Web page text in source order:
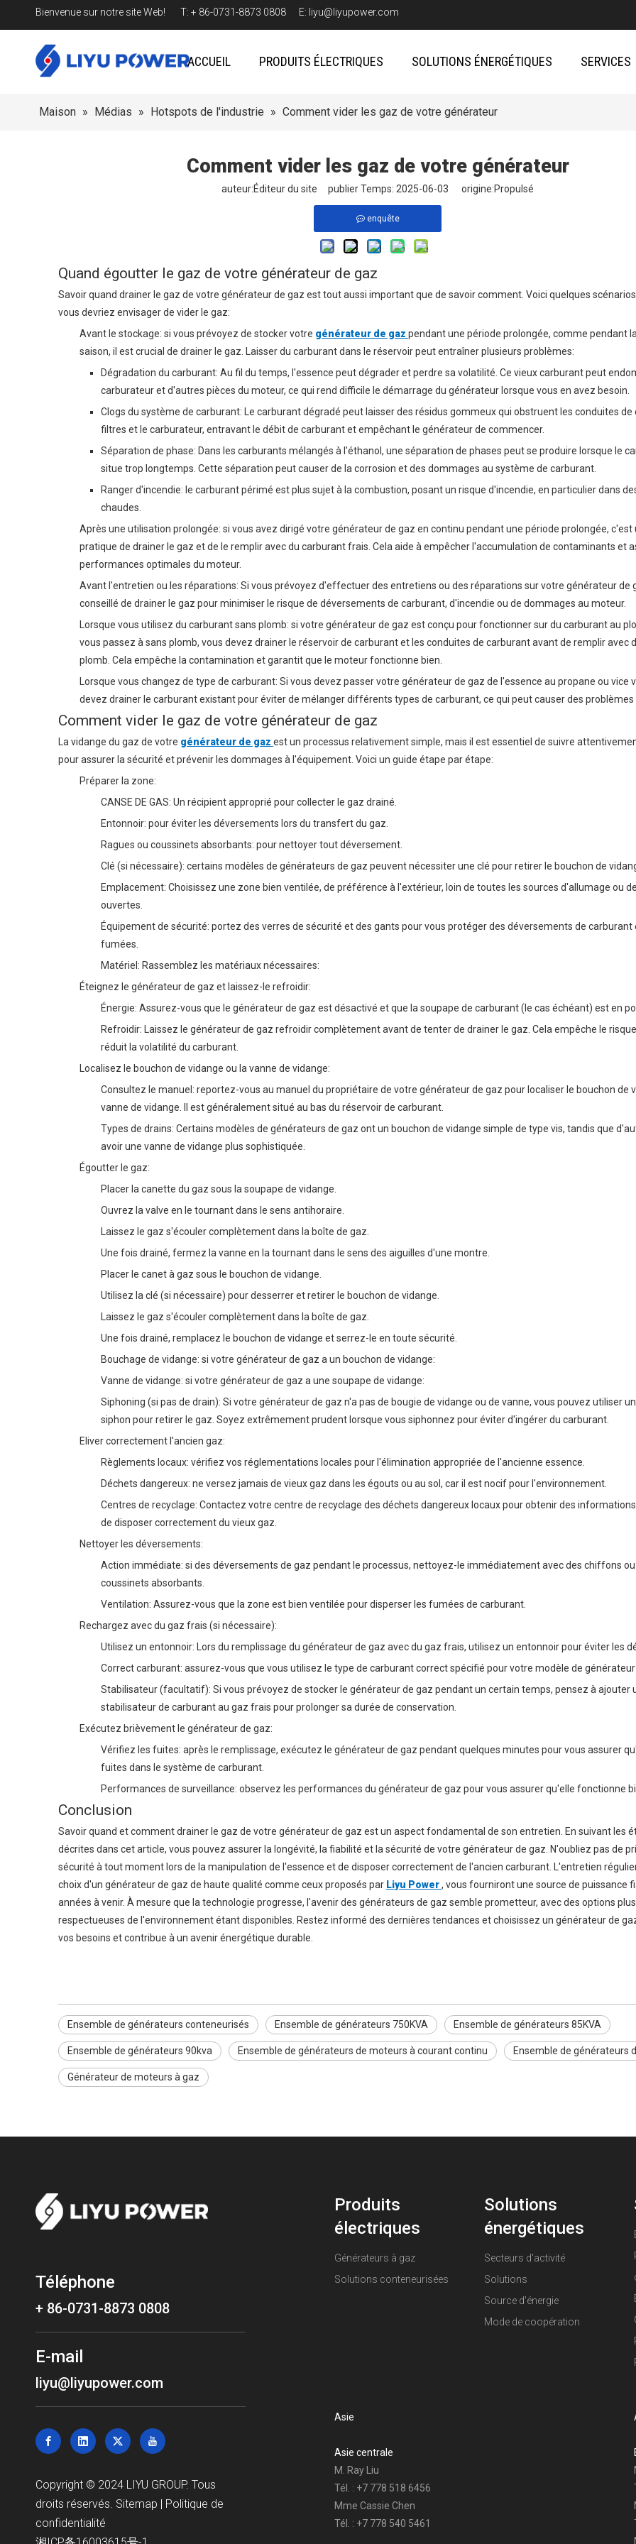
Bienvenue sur notre site Web! T: + 86-0731-8873 0808 E: liyu@liyupower.com
ACCUEIL PRODUITS ÉLECTRIQUES SOLUTIONS ÉNERGÉTIQUES SERVICES
Maison » Médias » Hotspots de l'industrie » Comment vider les gaz de votre générateur
Comment vider les gaz de votre générateur
auteur:Éditeur du site publier Temps: 2025-06-03 origine:Propulsé
enquête
Quand égoutter le gaz de votre générateur de gaz
Savoir quand drainer le gaz de votre générateur de gaz est tout aussi important que de savoir comment. Voici quelques
vous devriez envisager de vider le gaz:
Avant le stockage: si vous prévoyez de stocker votre générateur de gaz pendant une période prolongée, comme pendant
saison, il est crucial de drainer le gaz. Laisser du carburant dans le réservoir peut entraîner plusieurs problèmes:
Dégradation du carburant: Au fil du temps, l'essence peut dégrader et perdre sa volatilité. Ce vieux carburant peut
carburateur et d'autres pièces du moteur, ce qui rend difficile le démarrage du générateur lorsque vous en avez besoin.
Clogs du système de carburant: Le carburant dégradé peut laisser des résidus gommeux qui obstruent les conduites de
filtres et le carburateur, entravant le débit de carburant et empêchant le générateur de commencer.
Séparation de phase: Dans les carburants mélangés à l'éthanol, une séparation de phases peut se produire lorsque le
situe trop longtemps. Cette séparation peut causer de la corrosion et des dommages au système de carburant.
Ranger d'incendie: le carburant périmé est plus sujet à la combustion, posant un risque d'incendie, en particulier dans
chaudes.
Après une utilisation prolongée: si vous avez dirigé votre générateur de gaz en continu pendant une période prolongée, c'est
pratique de drainer le gaz et de le remplir avec du carburant frais. Cela aide à empêcher l'accumulation de contaminants et
performances optimales du moteur.
Avant l'entretien ou les réparations: Si vous prévoyez d'effectuer des entretiens ou des réparations sur votre générateur de
conseillé de drainer le gaz pour minimiser le risque de déversements de carburant, d'incendie ou de dommages au moteur.
Lorsque vous utilisez du carburant sans plomb: si votre générateur de gaz est conçu pour fonctionner sur du carburant au
vous passez à sans plomb, vous devez drainer le réservoir de carburant et les conduites de carburant avant de remplir avec
plomb. Cela empêche la contamination et garantit que le moteur fonctionne bien.
Lorsque vous changez de type de carburant: Si vous devez passer votre générateur de gaz de l'essence au propane ou vice
devez drainer le carburant existant pour éviter de mélanger différents types de carburant, ce qui peut causer des problèmes
Comment vider le gaz de votre générateur de gaz
La vidange du gaz de votre générateur de gaz est un processus relativement simple, mais il est essentiel de suivre
pour assurer la sécurité et prévenir les dommages à l'équipement. Voici un guide étape par étape:
Préparer la zone:
CANSE DE GAS: Un récipient approprié pour collecter le gaz drainé.
Entonnoir: pour éviter les déversements lors du transfert du gaz.
Ragues ou coussinets absorbants: pour nettoyer tout déversement.
Clé (si nécessaire): certains modèles de générateurs de gaz peuvent nécessiter une clé pour retirer le bouchon de
Emplacement: Choisissez une zone bien ventilée, de préférence à l'extérieur, loin de toutes les sources d'allumage ou
ouvertes.
Équipement de sécurité: portez des verres de sécurité et des gants pour vous protéger des déversements de carburant
fumées.
Matériel: Rassemblez les matériaux nécessaires:
Éteignez le générateur de gaz et laissez-le refroidir:
Énergie: Assurez-vous que le générateur de gaz est désactivé et que la soupape de carburant (le cas échéant) est en
Refroidir: Laissez le générateur de gaz refroidir complètement avant de tenter de drainer le gaz. Cela empêche le
réduit la volatilité du carburant.
Localisez le bouchon de vidange ou la vanne de vidange:
Consultez le manuel: reportez-vous au manuel du propriétaire de votre générateur de gaz pour localiser le bouchon de
vanne de vidange. Il est généralement situé au bas du réservoir de carburant.
Types de drains: Certains modèles de générateurs de gaz ont un bouchon de vidange simple de type vis, tandis que
avoir une vanne de vidange plus sophistiquée.
Égoutter le gaz:
Placer la canette du gaz sous la soupape de vidange.
Ouvrez la valve en le tournant dans le sens antihoraire.
Laissez le gaz s'écouler complètement dans la boîte de gaz.
Une fois drainé, fermez la vanne en la tournant dans le sens des aiguilles d'une montre.
Placer le canet à gaz sous le bouchon de vidange.
Utilisez la clé (si nécessaire) pour desserrer et retirer le bouchon de vidange.
Laissez le gaz s'écouler complètement dans la boîte de gaz.
Une fois drainé, remplacez le bouchon de vidange et serrez-le en toute sécurité.
Bouchage de vidange: si votre générateur de gaz a un bouchon de vidange:
Vanne de vidange: si votre générateur de gaz a une soupape de vidange:
Siphoning (si pas de drain): Si votre générateur de gaz n'a pas de bougie de vidange ou de vanne, vous pouvez utiliser
siphon pour retirer le gaz. Soyez extrêmement prudent lorsque vous siphonnez pour éviter d'ingérer du carburant.
Eliver correctement l'ancien gaz:
Règlements locaux: vérifiez vos réglementations locales pour l'élimination appropriée de l'ancienne essence.
Déchets dangereux: ne versez jamais de vieux gaz dans les égouts ou au sol, car il est nocif pour l'environnement.
Centres de recyclage: Contactez votre centre de recyclage des déchets dangereux locaux pour obtenir des
de disposer correctement du vieux gaz.
Nettoyer les déversements:
Action immédiate: si des déversements de gaz pendant le processus, nettoyez-le immédiatement avec des chiffons ou
coussinets absorbants.
Ventilation: Assurez-vous que la zone est bien ventilée pour disperser les fumées de carburant.
Rechargez avec du gaz frais (si nécessaire):
Utilisez un entonnoir: Lors du remplissage du générateur de gaz avec du gaz frais, utilisez un entonnoir pour éviter les
Correct carburant: assurez-vous que vous utilisez le type de carburant correct spécifié pour votre modèle de générateur
Stabilisateur (facultatif): Si vous prévoyez de stocker le générateur de gaz pendant un certain temps, pensez à ajouter
stabilisateur de carburant au gaz frais pour prolonger sa durée de conservation.
Exécutez brièvement le générateur de gaz:
Vérifiez les fuites: après le remplissage, exécutez le générateur de gaz pendant quelques minutes pour vous assurer
fuites dans le système de carburant.
Performances de surveillance: observez les performances du générateur de gaz pour vous assurer qu'elle fonctionne
Conclusion
Savoir quand et comment drainer le gaz de votre générateur de gaz est un aspect fondamental de son entretien. En suivant les
décrites dans cet article, vous pouvez assurer la longévité, la fiabilité et la sécurité de votre générateur de gaz. N'oubliez pas de
sécurité à tout moment lors de la manipulation de l'essence et de disposer correctement de l'ancien carburant. L'entretien
choix d'un générateur de gaz de haute qualité comme ceux proposés par Liyu Power, vous fourniront une source de puissance
années à venir. À mesure que la technologie progresse, l'avenir des générateurs de gaz semble prometteur, avec des options
respectueuses de l'environnement étant disponibles. Restez informé des dernières tendances et choisissez un générateur de
vos besoins et contribue à un avenir énergétique durable.
Ensemble de générateurs conteneurisés Ensemble de générateurs 750KVA Ensemble de générateurs 85KVA
Ensemble de générateurs 90kva Ensemble de générateurs de moteurs à courant continu Ensemble de générateurs
Générateur de moteurs à gaz
Téléphone
+ 86-0731-8873 0808
E-mail
liyu@liyupower.com
Copyright © 2024 LIYU GROUP. Tous
droits réservés. Sitemap
Politique de
confidentialité
Produits
électriques
Générateurs à gaz
Solutions conteneurisées
Solutions
énergétiques
Secteurs d'activité
Solutions
Source d'énergie
Mode de coopération
Asie
Asie centrale
M. Ray Liu
Tél. : +7 778 518 6456
Mme Cassie Chen
Tél. : +7 778 540 5461